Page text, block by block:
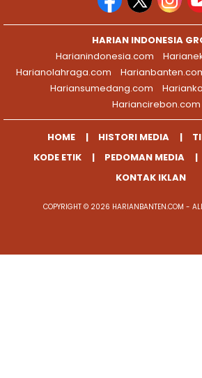
HARIAN INDONESIA
Harianindonesia.com
Harianolahraga.com
Hariansumedang.com
Hariancirebon.com
HOME HISTORI MEDIA
KODE ETIK
PEDOMAN MEDIA
KONTAK IKLAN
COPYRIGHT © 2026 HARIANBANTEN.COM -